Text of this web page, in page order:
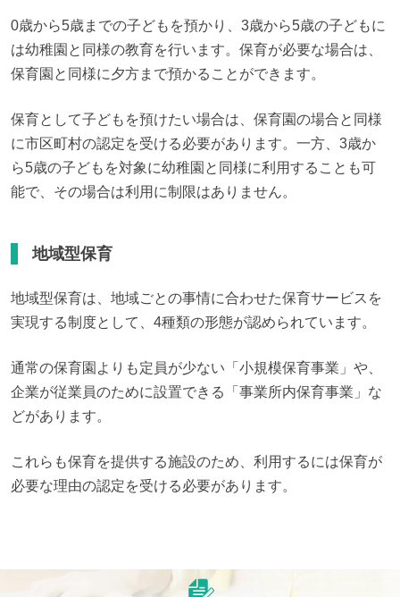
0歳から5歳までの子どもを預かり、3歳から5歳の子どもに
は幼稚園と同様の教育を行います。保育が必要な場合は、
保育園と同様に夕方まで預かることができます。
保育として子どもを預けたい場合は、保育園の場合と同様
に市区町村の認定を受ける必要があります。一方、3歳か
ら5歳の子どもを対象に幼稚園と同様に利用することも可
能で、その場合は利用に制限はありません。
地域型保育
地域型保育は、地域ごとの事情に合わせた保育サービスを
実現する制度として、4種類の形態が認められています。
通常の保育園よりも定員が少ない「小規模保育事業」や、
企業が従業員のために設置できる「事業所内保育事業」な
どがあります。
これらも保育を提供する施設のため、利用するには保育が
必要な理由の認定を受ける必要があります。